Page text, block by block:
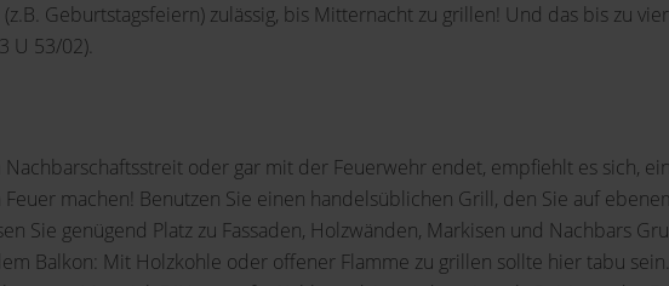
Geburtstagsfeiern) zulässig, bis Mitternacht zu grillen! Und das bis zu
U 53/02).
oder gar mit der Feuerwehr endet, empfiehlt es sich,
machen! Benutzen Sie einen handelsüblichen Grill, den Sie auf
Sie genügend Platz zu Fassaden, Holzwänden, Markisen und Nachbars
Balkon: Mit Holzkohle oder offener Flamme zu grillen sollte hier tabu